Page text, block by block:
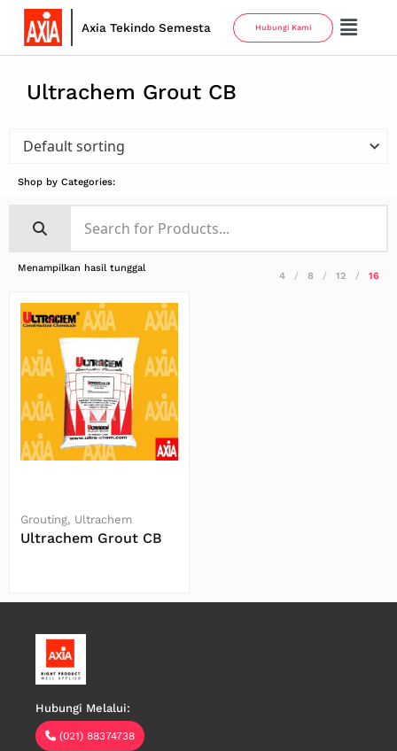
Axia Tekindo Semesta Hubungi Kami
Ultrachem Grout CB
Shop by Categories:
Menampilkan hasil tunggal
4 8 12 16
Grouting Ultrachem
Ultrachem Grout CB
Hubungi Melalui:
(021) 88374738